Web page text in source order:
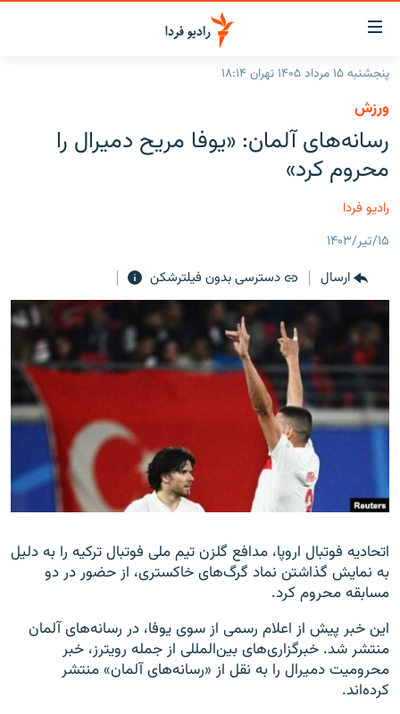
لینک‌های
قابلیت
دسترسی
بازگشت
منوی
اصلی
رفتن
به
صفحه
ایران
جهان
فرکانس‌ها
پادکست
چندرسانه‌ای
گزارش‌های تصویری
گزارش‌های ویدئویی
زنان فردا
English
به ما بپیوندید
زبان‌های دیگر
پنجشنبه ۱۵ مرداد ۱۴۰۵ تهران ۱۸:۱۴
ورزش
رسانه‌های آلمان: «یوفا مریح دمیرال را
محروم کرد»
رادیو فردا
۱۵/تیر/۱۴۰۳
ارسال
دسترسی بدون فیلترشکن
اتحادیه فوتبال اروپا، مدافع گلزن تیم ملی فوتبال ترکیه را به دلیل
به نمایش گذاشتن نماد گرگ‌های خاکستری، از حضور در دو
مسابقه محروم کرد.
این خبر پیش از اعلام رسمی از سوی یوفا، در رسانه‌های آلمان
منتشر شد. خبرگزاری‌های بین‌المللی از جمله رویترز، خبر
محرومیت دمیرال را به نقل از «رسانه‌های آلمان» منتشر
کرده‌اند.